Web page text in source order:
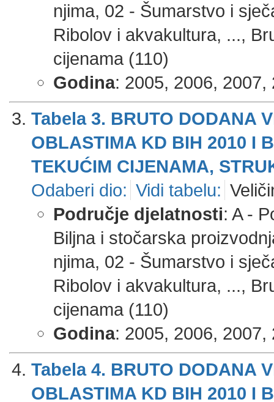
njima, 02 - Šumarstvo i
Ribolov i akvakultura, ...,
cijenama (110)
Godina: 2005, 2006,
Tabela 3. BRUTO DODANA
OBLASTIMA KD BIH 2010 I
TEKUĆIM CIJENAMA,
Odaberi dio: Vidi tabelu:
Područje djelatnosti: A -
Biljna i stočarska
njima, 02 - Šumarstvo i
Ribolov i akvakultura, ...,
cijenama (110)
Godina: 2005, 2006,
Tabela 4. BRUTO DODANA
OBLASTIMA KD BIH 2010 I